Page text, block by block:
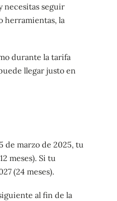
necesitas seguir
herramientas, la
durante la tarifa
llegar justo en
de marzo de 2025, tu
meses). Si tu
(24 meses).
al fin de la